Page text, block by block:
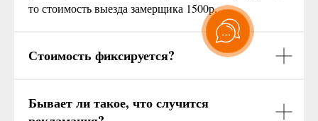
то стоимость выезда замерщика 1500р.
Стоимость фиксируется?
Бывает ли такое, что случится